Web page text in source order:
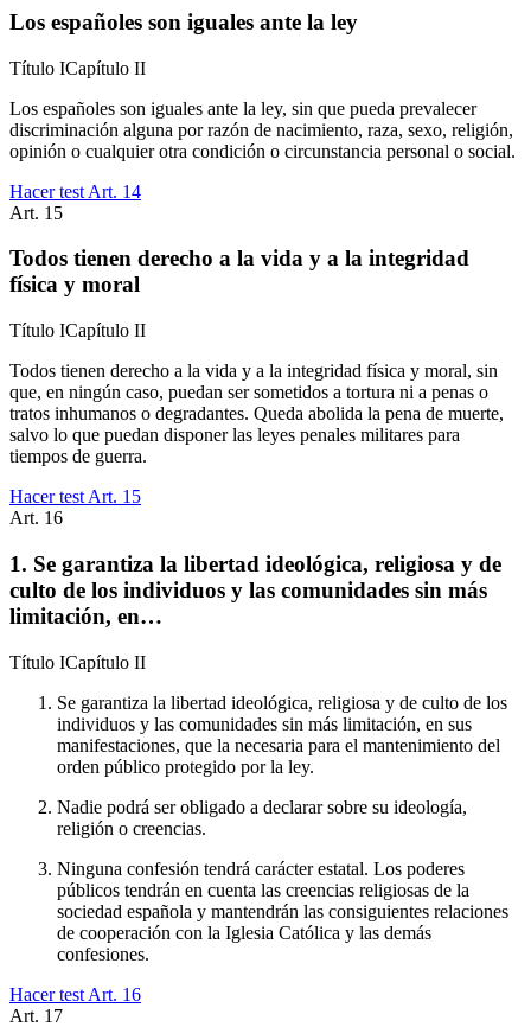
Los españoles son iguales ante la ley
Título ICapítulo II
Los españoles son iguales ante la ley, sin que pueda prevalecer
discriminación alguna por razón de nacimiento, raza, sexo, religión,
opinión o cualquier otra condición o circunstancia personal o social.
Hacer test Art. 14
Art. 15
Todos tienen derecho a la vida y a la integridad
física y moral
Título ICapítulo II
Todos tienen derecho a la vida y a la integridad física y moral, sin
que, en ningún caso, puedan ser sometidos a tortura ni a penas o
tratos inhumanos o degradantes. Queda abolida la pena de muerte,
salvo lo que puedan disponer las leyes penales militares para
tiempos de guerra.
Hacer test Art. 15
Art. 16
1. Se garantiza la libertad ideológica, religiosa y de
culto de los individuos y las comunidades sin más
limitación, en…
Título ICapítulo II
Se garantiza la libertad ideológica, religiosa y de culto de los
individuos y las comunidades sin más limitación, en sus
manifestaciones, que la necesaria para el mantenimiento del
orden público protegido por la ley.
Nadie podrá ser obligado a declarar sobre su ideología,
religión o creencias.
Ninguna confesión tendrá carácter estatal. Los poderes
públicos tendrán en cuenta las creencias religiosas de la
sociedad española y mantendrán las consiguientes relaciones
de cooperación con la Iglesia Católica y las demás
confesiones.
Hacer test Art. 16
Art. 17